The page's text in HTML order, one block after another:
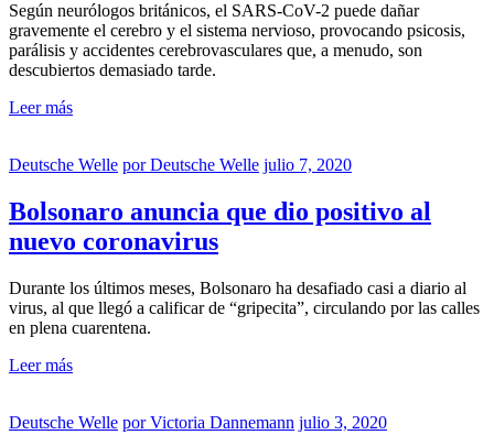
Según neurólogos británicos, el SARS-CoV-2 puede dañar
gravemente el cerebro y el sistema nervioso, provocando psicosis,
parálisis y accidentes cerebrovasculares que, a menudo, son
descubiertos demasiado tarde.
Leer más
Deutsche Welle porDeutsche Welle julio 7, 2020
Bolsonaro anuncia que dio positivo al
nuevo coronavirus
Durante los últimos meses, Bolsonaro ha desafiado casi a diario al
virus, al que llegó a calificar de “gripecita”, circulando por las calles
en plena cuarentena.
Leer más
Deutsche Welle porVictoria Dannemann julio 3, 2020